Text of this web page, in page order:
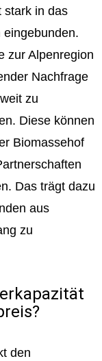
stark in das
zur Alpenregion
Nachfrage
zu
Diese können
Biomassehof
Das trägt dazu
aus
zu
den